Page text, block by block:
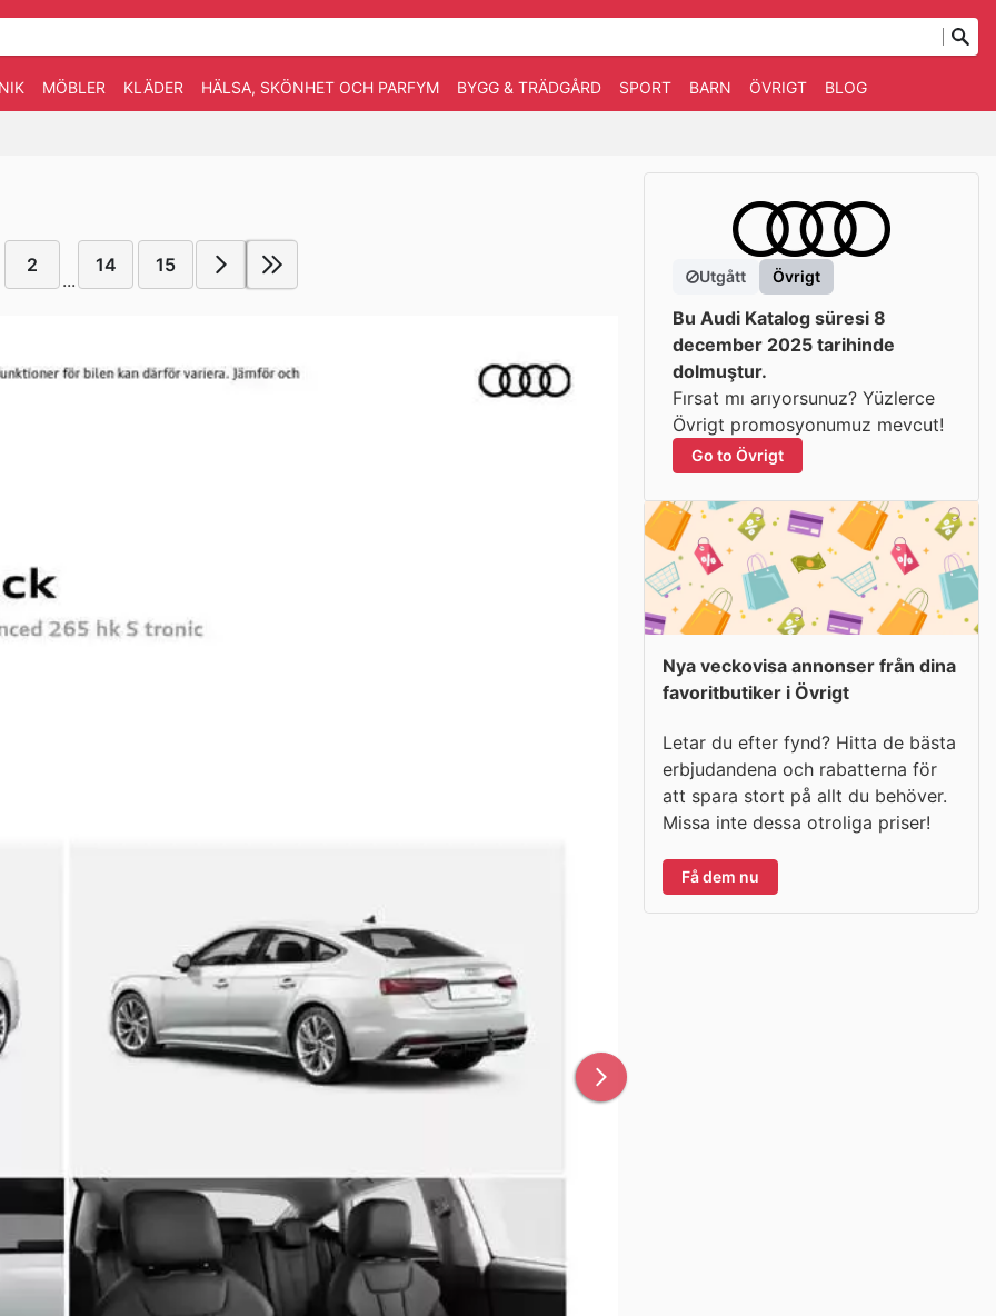
MÖBLER KLÄDER HÄLSA, SKÖNHET OCH PARFYM BYGG & TRÄDGÅRD SPORT BARN ÖVRIGT BLOG
2
...
14 15
Utgått Övrigt
Bu Audi Katalog süresi 8
december 2025 tarihinde
dolmuştur.
Fırsat mı arıyorsunuz? Yüzlerce
Övrigt promosyonumuz mevcut!
Go to Övrigt
Nya veckovisa annonser från dina
favoritbutiker i Övrigt
Letar du efter fynd? Hitta de bästa
erbjudandena och rabatterna för
att spara stort på allt du behöver.
Missa inte dessa otroliga priser!
Få dem nu